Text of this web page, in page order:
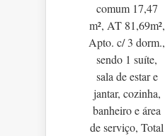
comum 17,47
m², AT 81,69m²,
Apto. c/ 3 dorm.,
sendo 1 suíte,
sala de estar e
jantar, cozinha,
banheiro e área
de serviço, Total